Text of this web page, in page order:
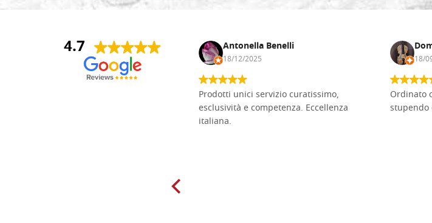
4.7
Andrea Monguzzi Antonella Benelli
18/12/2025
Prodotti unici servizio curatissimo,
esclusività e competenza. Eccellenza
italiana.
18/
Ordinato